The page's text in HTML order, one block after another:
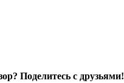
Поделитесь с друзьями!